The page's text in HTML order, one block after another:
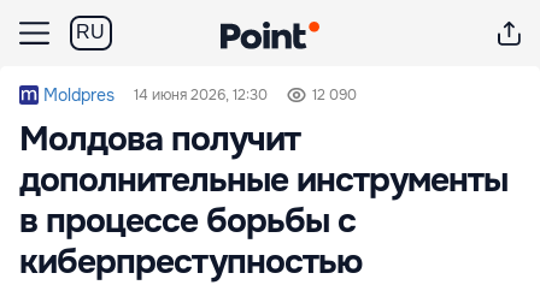
RU
Moldpres 14 июня 2026, 12:30 12 090
Молдова получит
дополнительные инструменты
в процессе борьбы с
киберпреступностью